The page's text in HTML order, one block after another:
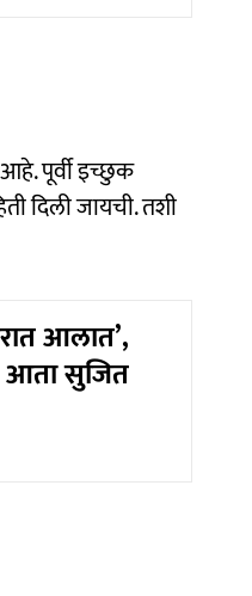
पूर्वी इच्छुक
दिली जायची. तशी
आलात’,
आता सुजित